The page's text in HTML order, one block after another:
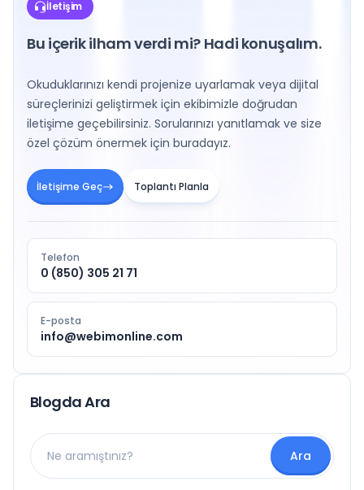
İletişim
Bu içerik ilham verdi mi? Hadi konuşalım.
Okuduklarınızı kendi projenize uyarlamak veya dijital
süreçlerinizi geliştirmek için ekibimizle doğrudan
iletişime geçebilirsiniz. Sorularınızı yanıtlamak ve size
özel çözüm önermek için buradayız.
İletişime Geç Toplantı Planla
Telefon
0 (850) 305 21 71
E-posta
info@webimonline.com
Blogda Ara
Ara